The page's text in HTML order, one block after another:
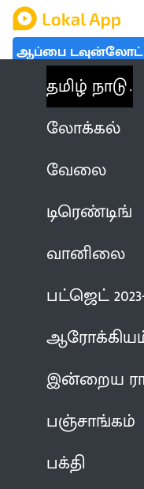
ஆப்பை டவுன்லோட்
தமிழ் நாடு
லோக்கல்
வேலை
டிரெண்டிங்
வானிலை
பட்ஜெட்
இன்றைய
பஞ்சாங்கம்
பக்தி